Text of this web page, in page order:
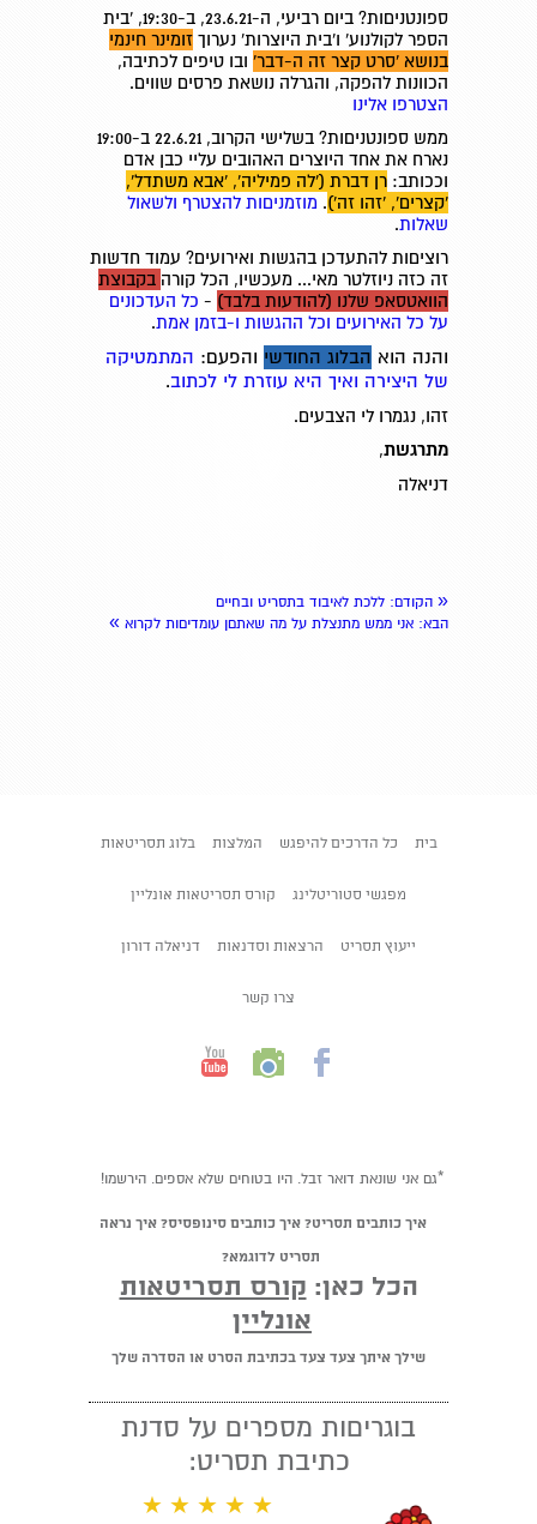
ספונטניםות? ביום רביעי, ה-23.6.21, ב-19:30, 'בית
הספר לקולנוע' ו'בית היוצרות' נערוך זומינר חינמי
בנושא 'סרט קצר זה ה-דבר' ובו טיפים לכתיבה,
הכוונות להפקה, והגרלה נושאת פרסים שווים.
הצטרפו אלינו
ממש ספונטניםות? בשלישי הקרוב, 22.6.21 ב-19:00
נארח את אחד היוצרים האהובים עליי כבן אדם
וככותב: רן דברת ('לה פמיליה', 'אבא משתדל',
'קצרים', 'זהו זה'). מוזמניםות להצטרף ולשאול
שאלות.
רוציםות להתעדכן בהגשות ואירועים? עמוד חדשות
זה כזה ניוזלטר מאי... מעכשיו, הכל קורה בקבוצת
הוואטסאפ שלנו (להודעות בלבד) - כל העדכונים
על כל האירועים וכל ההגשות ו-בזמן אמת.
והנה הוא הבלוג החודשי והפעם: המתמטיקה
של היצירה ואיך היא עוזרת לי לכתוב.
זהו, נגמרו לי הצבעים.
מתרגשת,
דניאלה
« הקודם: ללכת לאיבוד בתסריט ובחיים
הבא: אני ממש מתנצלת על מה שאתםן עומדיםות לקרוא »
בית כל הדרכים להיפגש המלצות בלוג תסריטאות
מפגשי סטוריטלינג קורס תסריטאות אונליין
ייעוץ תסריט הרצאות וסדנאות דניאלה דורון
צרו קשר
*גם אני שונאת דואר זבל. היו בטוחים שלא אספים. הירשמו!
איך כותבים תסריט? איך כותבים סינופסיס? איך נראה
תסריט לדוגמא?
הכל כאן: קורס תסריטאות
אונליין
שילך איתך צעד צעד בכתיבת הסרט או הסדרה שלך
בוגריםות מספרים על סדנת
כתיבת תסריט:
★ ★ ★ ★ ★